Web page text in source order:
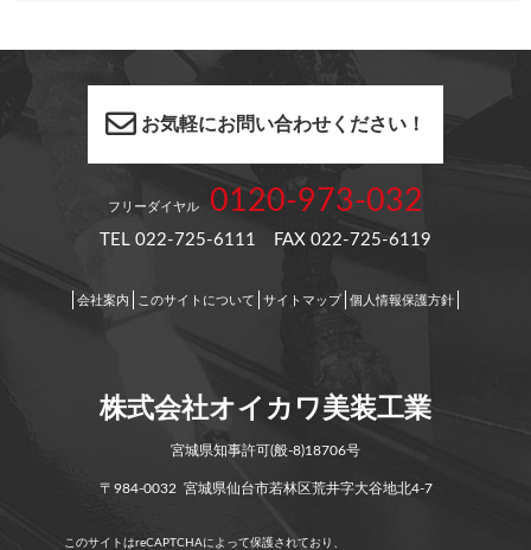
お気軽にお問い合わせください！
フリーダイヤル 0120-973-032
TEL 022-725-6111 FAX 022-725-6119
会社案内 このサイトについて サイトマップ 個人情報保護方針
株式会社オイカワ美装工業
宮城県知事許可(般-8)18706号
〒984-0032 宮城県仙台市若林区荒井字大谷地北4-7
このサイトはreCAPTCHAによって保護されており、